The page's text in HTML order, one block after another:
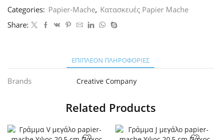
Categories: Papier-Mache, Κατασκευές Papier Mache
Share:
ΕΠΙΠΛΈΟΝ ΠΛΗΡΟΦΟΡΊΕΣ
Brands Creative Company
Related Products